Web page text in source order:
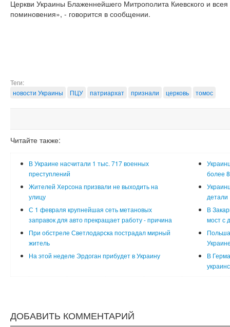
Церкви Украины Блаженнейшего Митрополита Киевского и
поминовения», - говорится в сообщении.
Теги:
новости Украины
ПЦУ патриархат признали церковь томос
Читайте также:
В Украине насчитали 1 тыс. 717 военных
преступлений
более
Жителей Херсона призвали не выходить на
улицу
детали
С 1 февраля крупнейшая сеть метановых
заправок для авто прекращает работу - причина
В
мост с
При обстреле Светлодарска пострадал мирный
житель
На этой неделе Эрдоган прибудет в Украину
В
ДОБАВИТЬ КОММЕНТАРИЙ